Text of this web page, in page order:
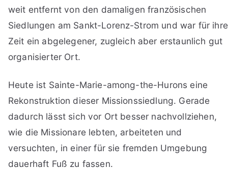
weit entfernt von den damaligen französischen
Siedlungen am Sankt-Lorenz-Strom und war für ihre
Zeit ein abgelegener, zugleich aber erstaunlich gut
organisierter Ort.
Heute ist Sainte-Marie-among-the-Hurons eine
Rekonstruktion dieser Missionssiedlung. Gerade
dadurch lässt sich vor Ort besser nachvollziehen,
wie die Missionare lebten, arbeiteten und
versuchten, in einer für sie fremden Umgebung
dauerhaft Fuß zu fassen.